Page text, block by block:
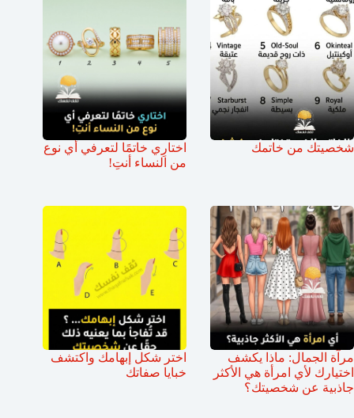
شخصيتك من خاتمك
اختارِي خاتمًا لتعرفي أي نوع
من النساء أنتِ!
مرآة الجمال: ماذا يكشف
اختيارك لأي امرأة هي الأكثر
جاذبية عن شخصيتك؟
اختر شكل إبهامك واكتشف
خبايا صفاتك